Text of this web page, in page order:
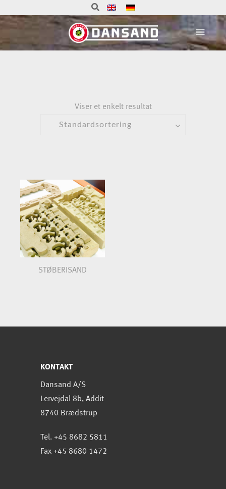
Viser et enkelt resultat
STØBERISAND
KONTAKT
Dansand A/S
Lervejdal 8b, Addit
8740 Brædstrup
Tel. +45 8682 5811
Fax +45 8680 1472